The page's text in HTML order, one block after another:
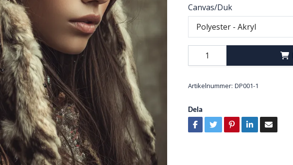
Canvas/Duk
Polyester - Akryl
Artikelnummer: DP001-1
Dela